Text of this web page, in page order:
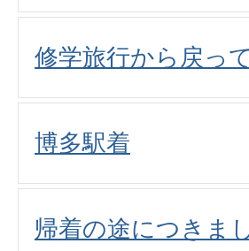
修学旅行から戻っ
博多駅着
帰着の途につきま